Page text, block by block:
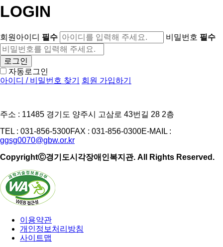
LOGIN
회원아이디 필수 비밀번호 필수
로그인
자동로그인
아이디 / 비밀번호 찾기
회원 가입하기
주소 : 11485 경기도 양주시 고삼로 43번길 28 2층
TEL : 031-856-5300FAX : 031-856-0300E-MAIL :
ggsg0070@gbw.or.kr
CopyrightⒸ경기도시각장애인복지관. All Rights Reserved.
이용약관
개인정보처리방침
사이트맵